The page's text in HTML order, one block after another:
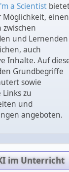
a Scientist
Möglichkeit, einen
zwischen
und Lernenden
auch
Inhalte. Auf
Grundbegriffe
sowie
zu
und
angeboten.
im Unterricht